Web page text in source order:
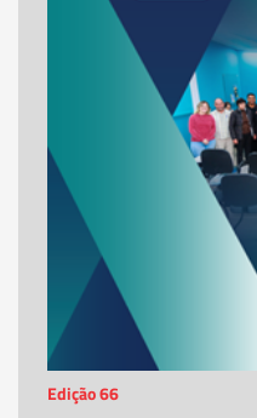
Edição 66